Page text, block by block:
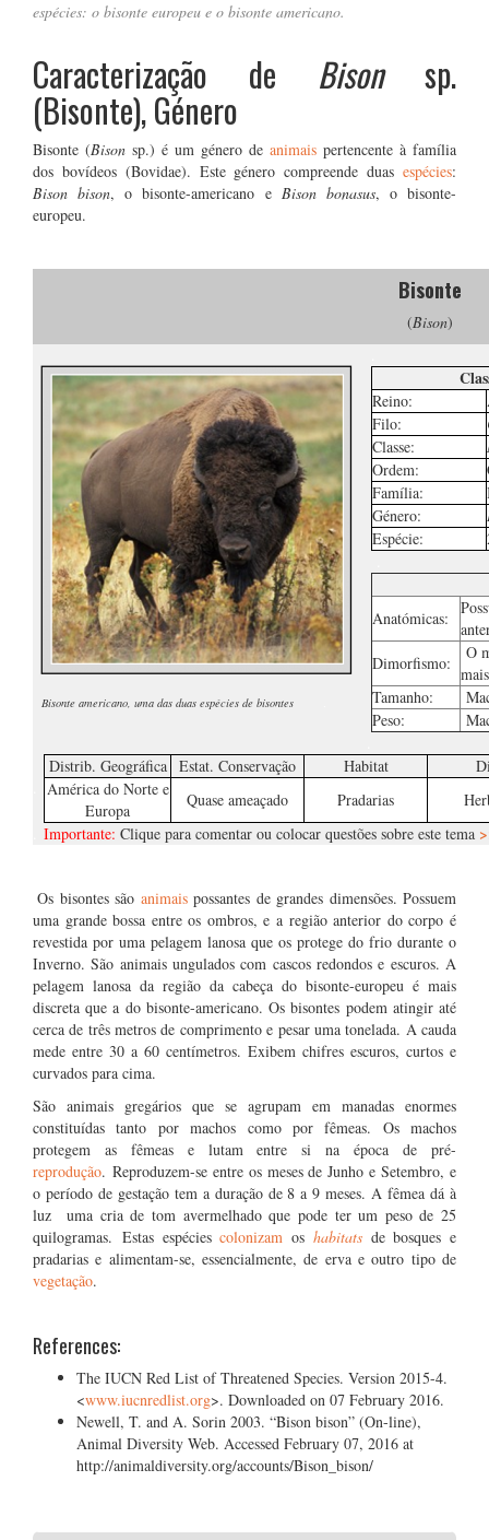
espécies: o bisonte europeu e o bisonte americano.
Caracterização de Bisonsp.
(Bisonte), Género
Bisonte (Bison sp.) é um género de animais pertencente à família
dos bovídeos (Bovidae). Este género compreende duas espécies:
Bison bison, o bisonte-americano e Bison bonasus, o bisonte-
europeu.
Bisonte
(Bison)
Bisonte americano, uma das duas espécies de bisontes
Reino:
Filo:
Classe:
Ordem:
Família:
Género:
Espécie:
Anatómicas:
Dimorfismo:
O
Tamanho:
Peso:
Distrib. Geográfica Estat. Conservação Habitat
América do Norte e
Europa
Quase ameaçado Pradarias
Importante: Clique para comentar ou colocar questões sobre este tema
Os bisontes são animaispossantes de grandes dimensões. Possuem
uma grande bossa entre os ombros, e a região anterior do corpo é
revestida por uma pelagem lanosa que os protege do frio durante o
Inverno. São animais ungulados com cascos redondos e escuros. A
pelagem lanosa da região da cabeça do bisonte-europeu é mais
discreta que a do bisonte-americano. Os bisontes podem atingir até
cerca de três metros de comprimento e pesar uma tonelada. A cauda
mede entre 30 a 60 centímetros. Exibem chifres escuros, curtos e
curvados para cima.
São animais gregários que se agrupam em manadas enormes
constituídas tanto por machos como por fêmeas. Os machos
protegem as fêmeas e lutam entre si na época de pré-
reprodução. Reproduzem-se entre os meses de Junho e Setembro, e
o período de gestação tem a duração de 8 a 9 meses. A fêmea dá à
luz uma cria de tom avermelhado que pode ter um peso de 25
quilogramas. Estas espéciescolonizam os habitatsde bosques e
pradarias e alimentam-se, essencialmente, de erva e outro tipo de
vegetação.
References:
The IUCN Red List of Threatened Species. Version 2015-4.
<www.iucnredlist.org>. Downloaded on 07 February 2016.
Newell, T. and A. Sorin 2003. “Bison bison” (On-line),
Animal Diversity Web. Accessed February 07, 2016 at
http://animaldiversity.org/accounts/Bison_bison/